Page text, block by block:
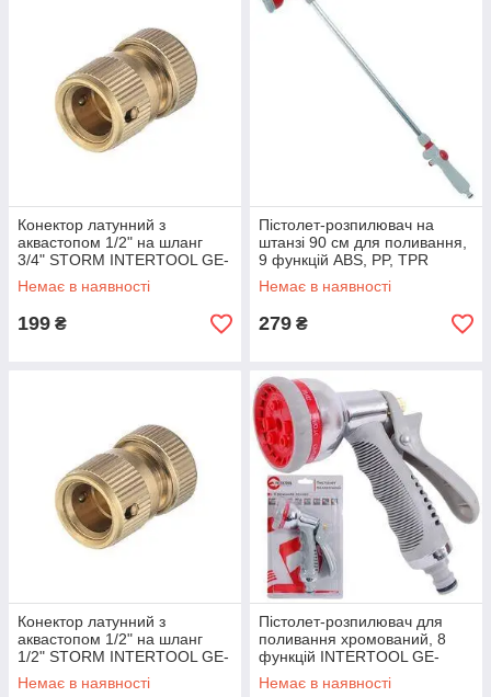
Конектор латунний з
аквастопом 1/2" на шланг
3/4" STORM INTERTOOL GE-
1217
Немає в наявності
199 ₴
Пістолет-розпилювач на
штанзі 90 см для поливання,
9 функцій ABS, PP, TPR
INTERTOOL GE-0041
Немає в наявності
279 ₴
Конектор латунний з
аквастопом 1/2" на шланг
1/2" STORM INTERTOOL GE-
1219
Немає в наявності
Пістолет-розпилювач для
поливання хромований, 8
функцій INTERTOOL GE-
0004
Немає в наявності